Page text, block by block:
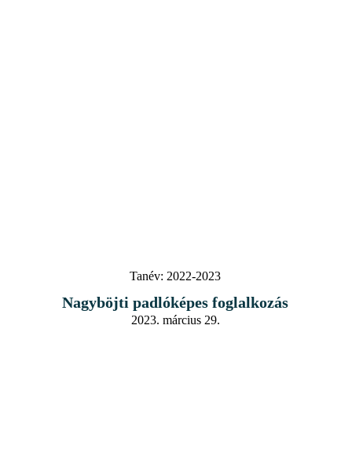
Tanév: 2022-2023
Nagyböjti padlóképes foglalkozás
2023. március 29.